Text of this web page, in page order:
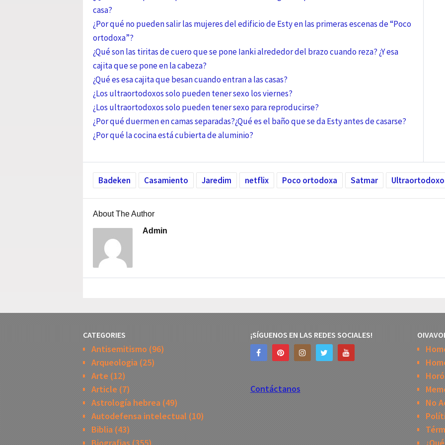
casa?
¿Por qué no pueden salir las mujeres del edificio de Esty en las primeras escenas de “Poco
ortodoxa”?
¿Qué son las tiritas de cuero que se pone Ianki alrededor del brazo cuando reza? ¿Y esa
cajita que se pone en la cabeza?
¿Qué es esa cajita que besan cuando entran a las casas?
¿Los ultraortodoxos solo pueden tener sexo los viernes?
¿Los ultraortodoxos solo pueden tener sexo para reproducirse?
¿Por qué duermen en camas separadas?¿Qué es el baño que se da Esty antes de casarse?
¿Por qué la cocina está cubierta de aluminio?
Badeken Casamiento Jaredim netflix Poco ortodoxa Satmar
About The Author
Admin
CATEGORIES
Antisemitismo (96)
Arqueologia (25)
Arte (12)
Article (7)
Astrología hebrea (49)
Autodefensa intelectual (10)
Biblia (43)
Biografias (355)
¡SÍGUENOS EN LAS REDES SOCIALES!
Contáctanos
No